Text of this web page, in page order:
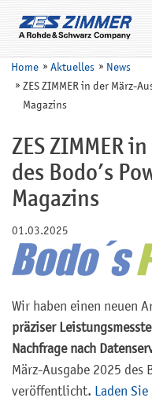
Home
Aktuelles
Anwendungen
Unternehmen
Kontakt
Suche
Service
Vertrieb
Home Aktuelles
News
ZES ZIMMER in der März-
Magazins
ZES ZIMMER
des Bodo’s
Magazins
01.03.2025
Wir haben einen neuen
präziser
Nachfrage nach
März-Ausgabe 2025 des
veröffentlicht. Laden